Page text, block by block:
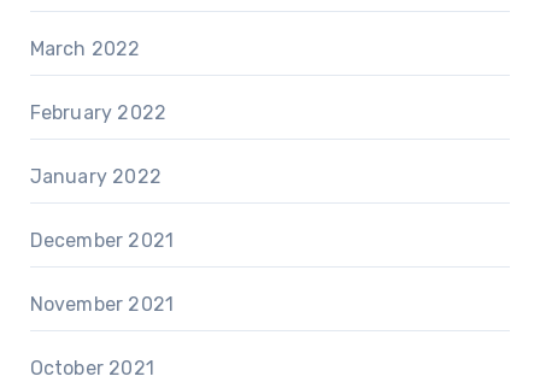
March 2022
February 2022
January 2022
December 2021
November 2021
October 2021